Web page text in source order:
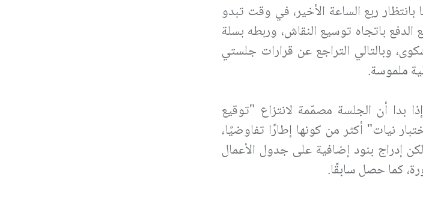
ربع الساعة الأخير، في وقت تبدو
باتجاه توسيع النقاش، وربطه بسلة
وبالتالي التراجع عن قرارات جلستي
ملموسة.
بدا أن الجلسة مصمّمة لانتزاع "توقيع
نيات" أكثر من كونها إطارًا تفاوضيًا،
بنود إضافية على جدول الأعمال
كما حصل سابقًا.